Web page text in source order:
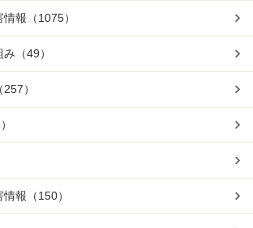
情報 （1075）
み （49）
（257）
情報 （150）